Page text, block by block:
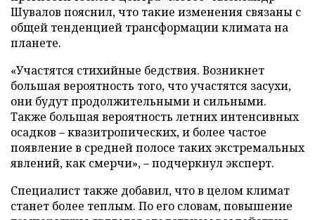
Шувалов пояснил, что такие изменения связаны с
общей тенденцией трансформации климата на
планете.
«Участятся стихийные бедствия. Возникнет
большая вероятность того, что участятся засухи,
они будут продолжительными и сильными.
Также большая вероятность летних интенсивных
осадков – квазитропических, и более частое
появление в средней полосе таких экстремальных
явлений, как смерчи», – подчеркнул эксперт.
Специалист также добавил, что в целом климат
станет более теплым. По его словам, повышение